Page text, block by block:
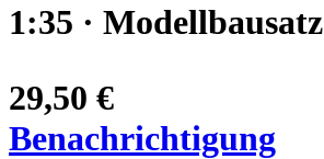
1:35 · Modellbausatz
29,50 €
Benachrichtigung